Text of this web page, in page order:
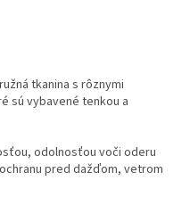
tkanina s rôznymi
sú vybavené tenkou a
odolnosťou voči oderu
pred dažďom, vetrom